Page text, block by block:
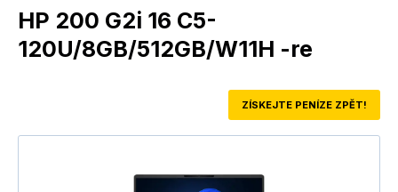
HP 200 G2i 16 C5-
120U/8GB/512GB/W11H -re
ZÍSKEJTE PENÍZE ZPĚT!